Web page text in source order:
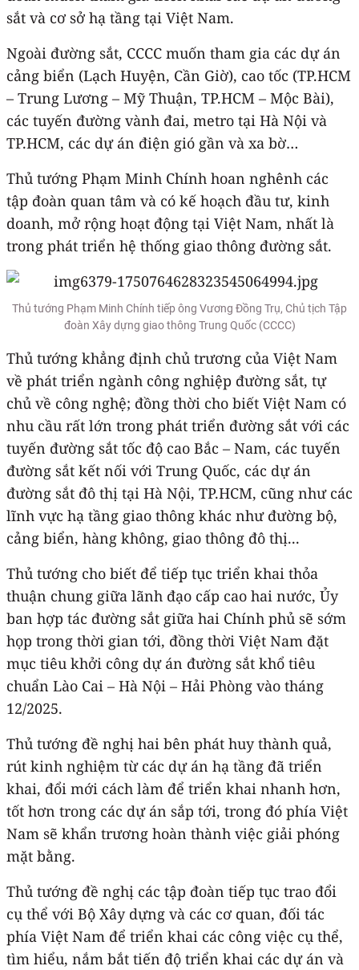
sắt và cơ sở hạ tầng tại Việt Nam.
Ngoài đường sắt, CCCC muốn tham gia các dự án
cảng biển (Lạch Huyện, Cần Giờ), cao tốc (TP.HCM
– Trung Lương – Mỹ Thuận, TP.HCM – Mộc Bài),
các tuyến đường vành đai, metro tại Hà Nội và
TP.HCM, các dự án điện gió gần và xa bờ…
Thủ tướng Phạm Minh Chính hoan nghênh các
tập đoàn quan tâm và có kế hoạch đầu tư, kinh
doanh, mở rộng hoạt động tại Việt Nam, nhất là
trong phát triển hệ thống giao thông đường sắt.
Thủ tướng Phạm Minh Chính tiếp ông Vương Đồng Trụ, Chủ tịch Tập
đoàn Xây dựng giao thông Trung Quốc (CCCC)
Thủ tướng khẳng định chủ trương của Việt Nam
về phát triển ngành công nghiệp đường sắt, tự
chủ về công nghệ; đồng thời cho biết Việt Nam có
nhu cầu rất lớn trong phát triển đường sắt với các
tuyến đường sắt tốc độ cao Bắc – Nam, các tuyến
đường sắt kết nối với Trung Quốc, các dự án
đường sắt đô thị tại Hà Nội, TP.HCM, cũng như các
lĩnh vực hạ tầng giao thông khác như đường bộ,
cảng biển, hàng không, giao thông đô thị...
Thủ tướng cho biết để tiếp tục triển khai thỏa
thuận chung giữa lãnh đạo cấp cao hai nước, Ủy
ban hợp tác đường sắt giữa hai Chính phủ sẽ sớm
họp trong thời gian tới, đồng thời Việt Nam đặt
mục tiêu khởi công dự án đường sắt khổ tiêu
chuẩn Lào Cai – Hà Nội – Hải Phòng vào tháng
12/2025.
Thủ tướng đề nghị hai bên phát huy thành quả,
rút kinh nghiệm từ các dự án hạ tầng đã triển
khai, đổi mới cách làm để triển khai nhanh hơn,
tốt hơn trong các dự án sắp tới, trong đó phía Việt
Nam sẽ khẩn trương hoàn thành việc giải phóng
mặt bằng.
Thủ tướng đề nghị các tập đoàn tiếp tục trao đổi
cụ thể với Bộ Xây dựng và các cơ quan, đối tác
phía Việt Nam để triển khai các công việc cụ thể,
tìm hiểu, nắm bắt tiến độ triển khai các dự án và